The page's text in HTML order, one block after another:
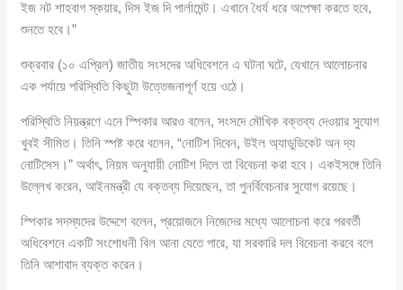
ইজ নট শাহবাগ স্কয়ার, দিস ইজ দি পার্লামেন্ট। এখানে ধৈর্য ধরে অপেক্ষা করতে হবে,
শুনতে হবে।”
শুক্রবার (১০ এপ্রিল) জাতীয় সংসদের অধিবেশনে এ ঘটনা ঘটে, যেখানে আলোচনার
এক পর্যায়ে পরিস্থিতি কিছুটা উত্তেজনাপূর্ণ হয়ে ওঠে।
পরিস্থিতি নিয়ন্ত্রণে এনে স্পিকার আরও বলেন, সংসদে মৌখিক বক্তব্য দেওয়ার সুযোগ
খুবই সীমিত। তিনি স্পষ্ট করে বলেন, “নোটিশ দিবেন, উইল অ্যাডুডিকেট অন দ্য
নোটিসেস।” অর্থাৎ, নিয়ম অনুযায়ী নোটিশ দিলে তা বিবেচনা করা হবে। একইসঙ্গে তিনি
উল্লেখ করেন, আইনমন্ত্রী যে বক্তব্য দিয়েছেন, তা পুনর্বিবেচনার সুযোগ রয়েছে।
স্পিকার সদস্যদের উদ্দেশে বলেন, প্রয়োজনে নিজেদের মধ্যে আলোচনা করে পরবর্তী
অধিবেশনে একটি সংশোধনী বিল আনা যেতে পারে, যা সরকারি দল বিবেচনা করবে বলে
তিনি আশাবাদ ব্যক্ত করেন।